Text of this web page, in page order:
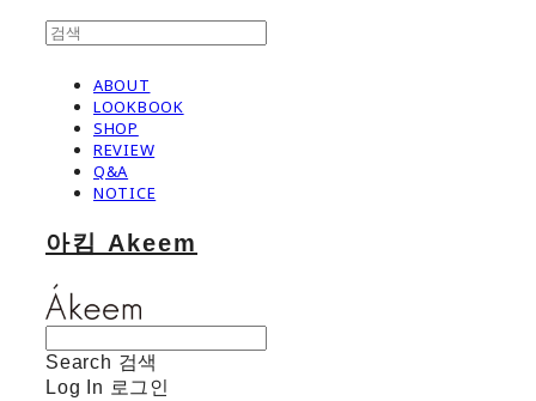
ABOUT
LOOKBOOK
SHOP
REVIEW
Q&A
NOTICE
아킴 Akeem
Search 검색
Log In 로그인